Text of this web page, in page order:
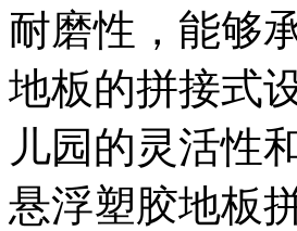
耐磨性，能够
地板的拼接式
儿园的灵活性
悬浮塑胶地板